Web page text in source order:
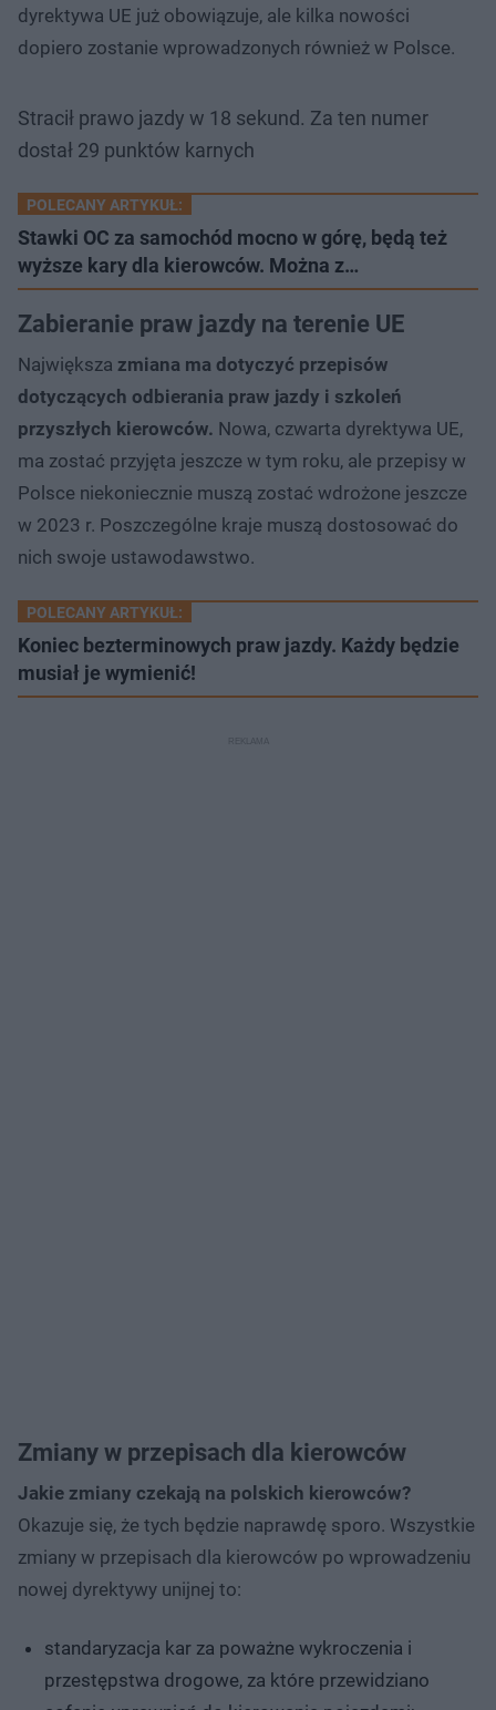
dyrektywa UE już obowiązuje, ale kilka nowości
dopiero zostanie wprowadzonych również w Polsce.
Stracił prawo jazdy w 18 sekund. Za ten numer
dostał 29 punktów karnych
POLECANY ARTYKUŁ:
Stawki OC za samochód mocno w górę, będą też
wyższe kary dla kierowców. Można z…
Zabieranie praw jazdy na terenie UE
Największa zmiana ma dotyczyć przepisów
dotyczących odbierania praw jazdy i szkoleń
przyszłych kierowców. Nowa, czwarta dyrektywa UE,
ma zostać przyjęta jeszcze w tym roku, ale przepisy w
Polsce niekoniecznie muszą zostać wdrożone jeszcze
w 2023 r. Poszczególne kraje muszą dostosować do
nich swoje ustawodawstwo.
POLECANY ARTYKUŁ:
Koniec bezterminowych praw jazdy. Każdy będzie
musiał je wymienić!
Zmiany w przepisach dla kierowców
Jakie zmiany czekają na polskich kierowców?
Okazuje się, że tych będzie naprawdę sporo. Wszystkie
zmiany w przepisach dla kierowców po wprowadzeniu
nowej dyrektywy unijnej to:
standaryzacja kar za poważne wykroczenia i
przestępstwa drogowe, za które przewidziano